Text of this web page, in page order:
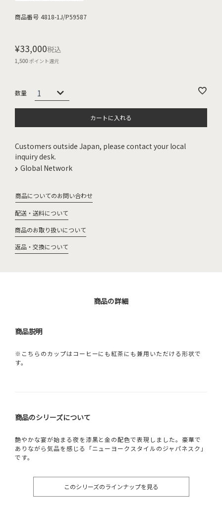
商品番号 4818-1J/P59587
¥33,000税込
1,500ポイント還元
カートに入れる
Customers outside Japan, please contact your local
inquiry desk.
Global Network
商品についてのお問い合わせ
配送・送料について
商品のお取り扱いについて
返品・交換について
商品の詳細
商品説明
※こちらのカップはコーヒーにも紅茶にも兼用いただける形状で
す。
商品のシリーズについて
艶やかな宴が始まる夜を漆黒と金の配色で表現しました。豪華で
ありながら気品を感じる「ニューヨークスタイルのジャパネスク」
です。
このシリーズのラインナップを見る